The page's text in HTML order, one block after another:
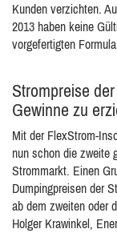
Kunden verzichten.
2013 haben keine
vorgefertigten
Strompreise
Gewinne zu
Mit der FlexStrom-
nun schon die zweite
Strommarkt. Einen
Dumpingpreisen der
ab dem zweiten oder
Holger Krawinkel,